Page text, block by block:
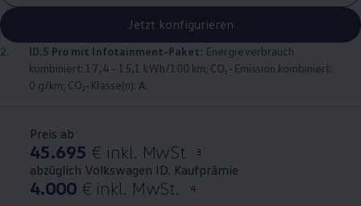
Jetzt konfigurieren
2. ID.5 Pro mit Infotainment-Paket: Energieverbrauch
kombiniert: 17,4 - 15,1 kWh/100 km; CO₂-Emission kombiniert:
0 g/km; CO₂-Klasse(n): A.
Preis ab
45.695 € inkl. MwSt 3
abzüglich Volkswagen ID. Kaufprämie
4.000 € inkl. MwSt. 4